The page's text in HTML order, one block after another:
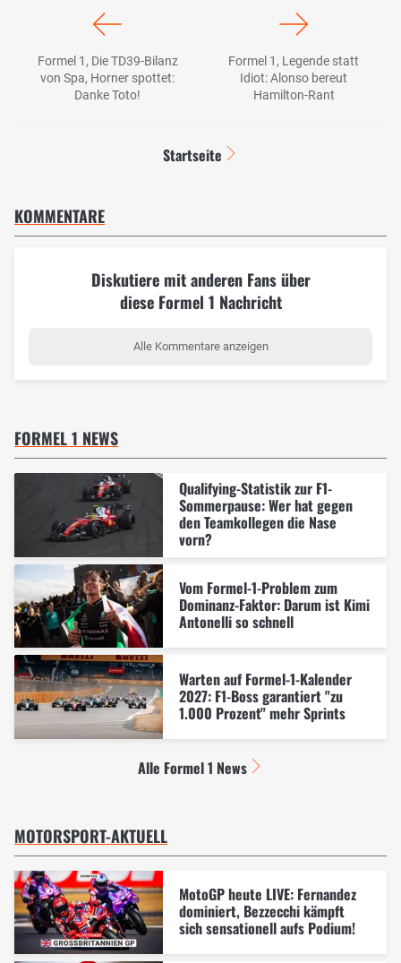
Formel 1, Die TD39-Bilanz
von Spa, Horner spottet:
Danke Toto!
Formel 1, Legende statt
Idiot: Alonso bereut
Hamilton-Rant
Startseite
KOMMENTARE
Diskutiere mit anderen Fans über
diese Formel 1 Nachricht
Alle Kommentare anzeigen
FORMEL 1 NEWS
Qualifying-Statistik zur F1-
Sommerpause: Wer hat gegen
den Teamkollegen die Nase
vorn?
Vom Formel-1-Problem zum
Dominanz-Faktor: Darum ist Kimi
Antonelli so schnell
Warten auf Formel-1-Kalender
2027: F1-Boss garantiert "zu
1.000 Prozent" mehr Sprints
Alle Formel 1 News
MOTORSPORT-AKTUELL
MotoGP heute LIVE: Fernandez
dominiert, Bezzecchi kämpft
sich sensationell aufs Podium!